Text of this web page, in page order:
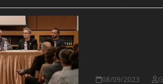
08/09/2023